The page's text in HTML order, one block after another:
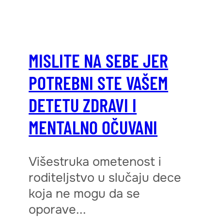
MISLITE NA SEBE JER
POTREBNI STE VAŠEM
DETETU ZDRAVI I
MENTALNO OČUVANI
Višestruka ometenost i
roditeljstvo u slučaju dece
koja ne mogu da se
oporave...